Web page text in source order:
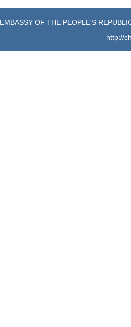
EMBASSY OF THE PEOPLE'S
http://